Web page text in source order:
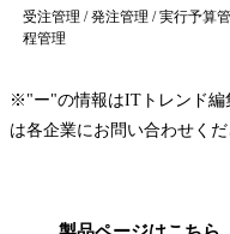
受注管理 / 発注管理 / 実行予算
程管理
※"ー"の情報はITトレンド編
は各企業にお問い合わせくだ